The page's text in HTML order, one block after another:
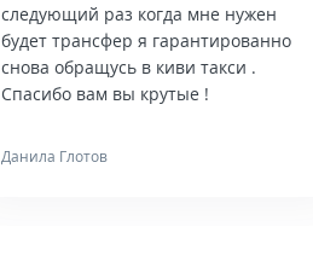
следующий раз когда мне нужен
будет трансфер я гарантированно
снова обращусь в киви такси .
Спасибо вам вы крутые !
Данила Глотов